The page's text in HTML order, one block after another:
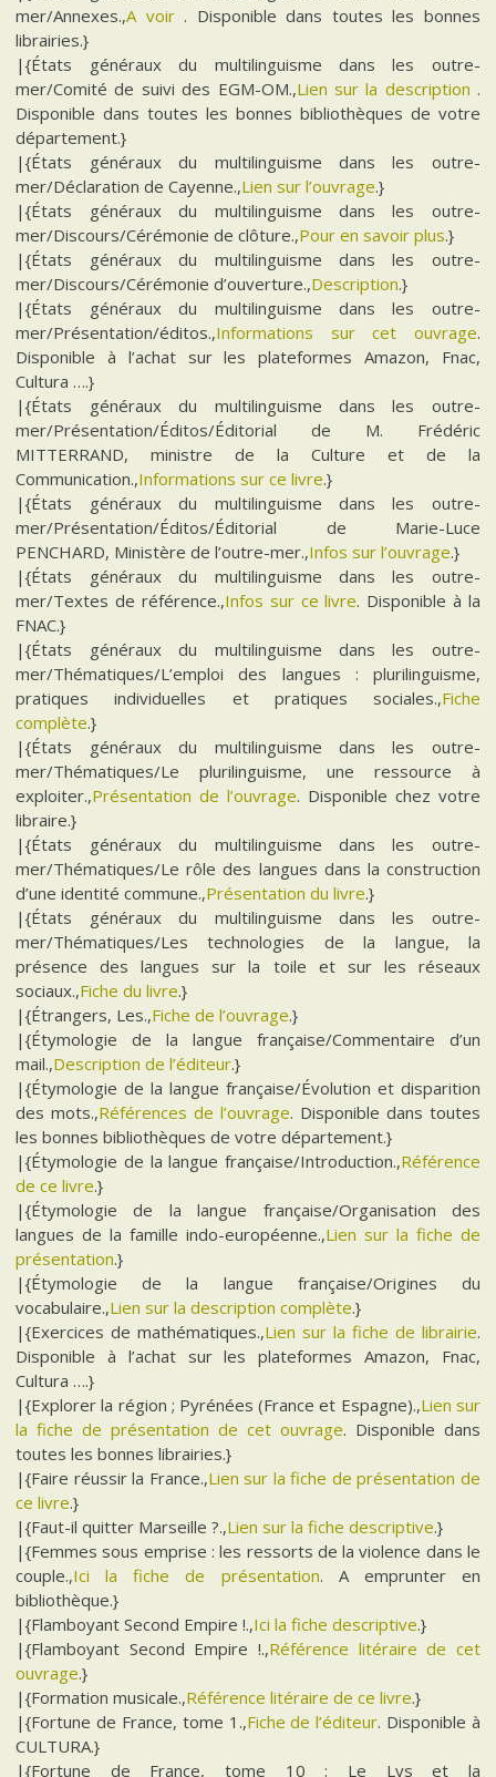
mer/Annexes.,A voir . Disponible dans toutes les bonnes
librairies.}
|{États généraux du multilinguisme dans les outre-
mer/Comité de suivi des EGM-OM.,Lien sur la description .
Disponible dans toutes les bonnes bibliothèques de votre
département.}
|{États généraux du multilinguisme dans les outre-
mer/Déclaration de Cayenne.,Lien sur l’ouvrage.}
|{États généraux du multilinguisme dans les outre-
mer/Discours/Cérémonie de clôture.,Pour en savoir plus.}
|{États généraux du multilinguisme dans les outre-
mer/Discours/Cérémonie d’ouverture.,Description.}
|{États généraux du multilinguisme dans les outre-
mer/Présentation/éditos.,Informations sur cet ouvrage.
Disponible à l’achat sur les plateformes Amazon, Fnac,
Cultura ….}
|{États généraux du multilinguisme dans les outre-
mer/Présentation/Éditos/Éditorial de M. Frédéric
MITTERRAND, ministre de la Culture et de la
Communication.,Informations sur ce livre.}
|{États généraux du multilinguisme dans les outre-
mer/Présentation/Éditos/Éditorial de Marie-Luce
PENCHARD, Ministère de l’outre-mer.,Infos sur l’ouvrage.}
|{États généraux du multilinguisme dans les outre-
mer/Textes de référence.,Infos sur ce livre. Disponible à la
FNAC.}
|{États généraux du multilinguisme dans les outre-
mer/Thématiques/L’emploi des langues : plurilinguisme,
pratiques individuelles et pratiques sociales.,Fiche
complète.}
|{États généraux du multilinguisme dans les outre-
mer/Thématiques/Le plurilinguisme, une ressource à
exploiter.,Présentation de l’ouvrage. Disponible chez votre
libraire.}
|{États généraux du multilinguisme dans les outre-
mer/Thématiques/Le rôle des langues dans la construction
d’une identité commune.,Présentation du livre.}
|{États généraux du multilinguisme dans les outre-
mer/Thématiques/Les technologies de la langue, la
présence des langues sur la toile et sur les réseaux
sociaux.,Fiche du livre.}
|{Étrangers, Les.,Fiche de l’ouvrage.}
|{Étymologie de la langue française/Commentaire d’un
mail.,Description de l’éditeur.}
|{Étymologie de la langue française/Évolution et disparition
des mots.,Références de l’ouvrage. Disponible dans toutes
les bonnes bibliothèques de votre département.}
|{Étymologie de la langue française/Introduction.,Référence
de ce livre.}
|{Étymologie de la langue française/Organisation des
langues de la famille indo-européenne.,Lien sur la fiche de
présentation.}
|{Étymologie de la langue française/Origines du
vocabulaire.,Lien sur la description complète.}
|{Exercices de mathématiques.,Lien sur la fiche de librairie.
Disponible à l’achat sur les plateformes Amazon, Fnac,
Cultura ….}
|{Explorer la région ; Pyrénées (France et Espagne).,Lien sur
la fiche de présentation de cet ouvrage. Disponible dans
toutes les bonnes librairies.}
|{Faire réussir la France.,Lien sur la fiche de présentation de
ce livre.}
|{Faut-il quitter Marseille ?.,Lien sur la fiche descriptive.}
|{Femmes sous emprise : les ressorts de la violence dans le
couple.,Ici la fiche de présentation. A emprunter en
bibliothèque.}
|{Flamboyant Second Empire !.,Ici la fiche descriptive.}
|{Flamboyant Second Empire !.,Référence litéraire de cet
ouvrage.}
|{Formation musicale.,Référence litéraire de ce livre.}
|{Fortune de France, tome 1.,Fiche de l’éditeur. Disponible à
CULTURA.}
|{Fortune de France, tome 10 : Le Lys et la